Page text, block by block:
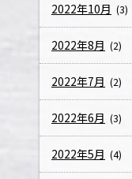
2022年10月 (3)
2022年8月 (2)
2022年7月 (2)
2022年6月 (3)
2022年5月 (4)